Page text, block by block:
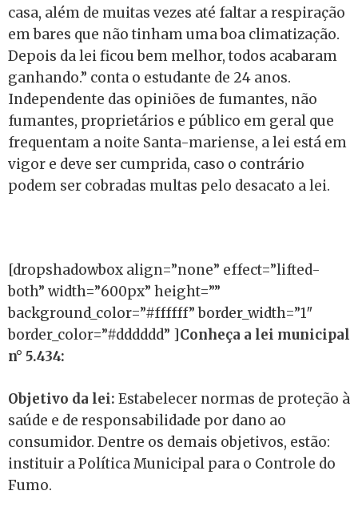
casa, além de muitas vezes até faltar a respiração
em bares que não tinham uma boa climatização.
Depois da lei ficou bem melhor, todos acabaram
ganhando.” conta o estudante de 24 anos.
Independente das opiniões de fumantes, não
fumantes, proprietários e público em geral que
frequentam a noite Santa-mariense, a lei está em
vigor e deve ser cumprida, caso o contrário
podem ser cobradas multas pelo desacato a lei.
[dropshadowbox align=”none” effect=”lifted-
both” width=”600px” height=””
background_color=”#ffffff” border_width=”1″
border_color=”#dddddd” ]Conheça a lei municipal
n° 5.434:
Objetivo da lei: Estabelecer normas de proteção à
saúde e de responsabilidade por dano ao
consumidor. Dentre os demais objetivos, estão:
instituir a Política Municipal para o Controle do
Fumo.